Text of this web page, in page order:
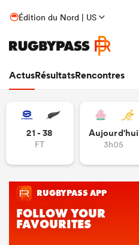
Édition du Nord | US
ActusRésultatsRencontres
21 - 38
FT
Aujourd'hui
3h05